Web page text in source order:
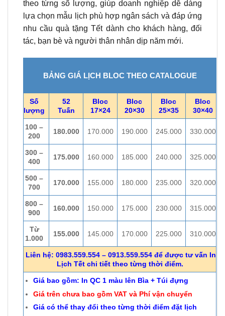
theo từng số lượng, giúp doanh nghiệp dễ dàng
lựa chọn mẫu lịch phù hợp ngân sách và đáp ứng
nhu cầu quà tặng Tết dành cho khách hàng, đối
tác, bạn bè và người thân nhân dịp năm mới.
BẢNG GIÁ LỊCH BLOC THEO CATALOGUE
Số
lượng
52
Tuấn
Bloc
17×24
Bloc
20×30
Bloc
25×35
Bloc
30×40
100 –
200
180.000 170.000 190.000 245.000 330.000
300 –
400
175.000 160.000 185.000 240.000 325.000
500 –
700
170.000 155.000 180.000 235.000 320.000
800 –
900
160.000 150.000 175.000 230.000 315.000
Từ
1.000
155.000 145.000 170.000 225.000 310.000
Liên hệ: 0983.559.554 – 0913.559.554 để được tư vấn In
Lịch Tết chi tiết theo từng thời điểm.
Giá bao gồm: In QC 1 màu lên Bìa + Túi đựng
Giá trên chưa bao gồm VAT và Phí vận chuyển
Giá có thể thay đổi theo từng thời điểm đặt lịch